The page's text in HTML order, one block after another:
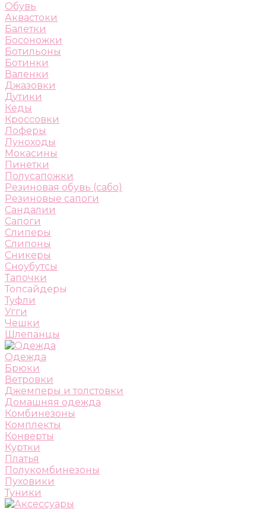
Обувь
Аквастоки
Балетки
Босоножки
Ботильоны
Ботинки
Валенки
Джазовки
Дутики
Кеды
Кроссовки
Лоферы
Луноходы
Мокасины
Пинетки
Полусапожки
Резиновая обувь (сабо)
Резиновые сапоги
Сандалии
Сапоги
Слиперы
Слипоны
Сникеры
Сноубутсы
Тапочки
Топсайдеры
Туфли
Угги
Чешки
Шлепанцы
Одежда
Брюки
Ветровки
Джемперы и толстовки
Домашняя одежда
Комбинезоны
Комплекты
Конверты
Куртки
Платья
Полукомбинезоны
Пуховики
Туники